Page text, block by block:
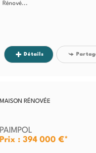
Rénové...
Détails
MAISON RÉNOVÉE
PAIMPOL
Prix : 394 000 €*